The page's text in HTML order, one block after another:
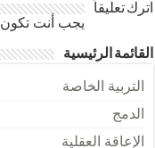
اترك تعليقاً
يجب أنت تكون
القائمة الرئيسية
التربية الخاصة
الدمج
الإعاقة العقلية